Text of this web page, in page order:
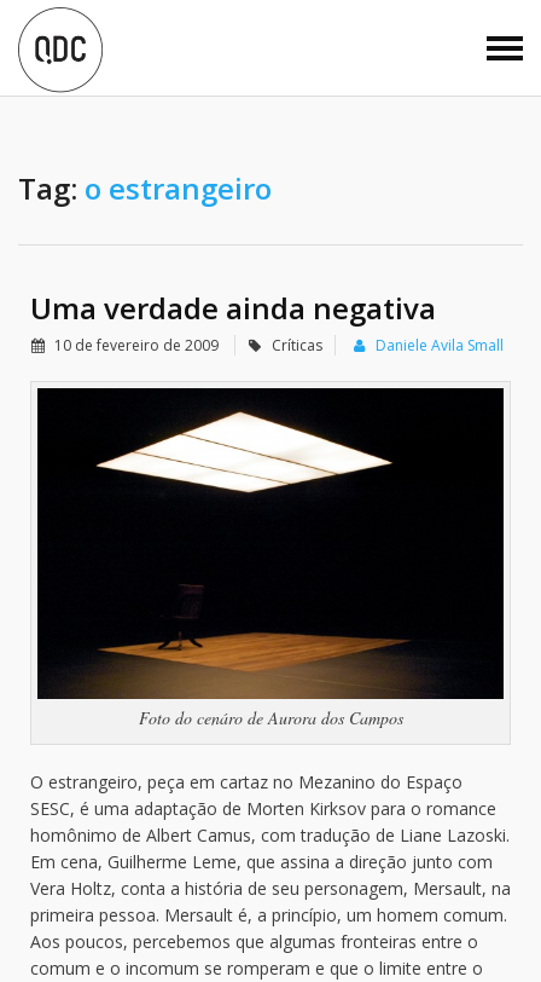
Tag: o estrangeiro
Uma verdade ainda negativa
10 de fevereiro de 2009 Críticas Daniele Avila Small
Foto do cenáro de Aurora dos Campos
O estrangeiro, peça em cartaz no Mezanino do Espaço
SESC, é uma adaptação de Morten Kirksov para o romance
homônimo de Albert Camus, com tradução de Liane Lazoski.
Em cena, Guilherme Leme, que assina a direção junto com
Vera Holtz, conta a história de seu personagem, Mersault, na
primeira pessoa. Mersault é, a princípio, um homem comum.
Aos poucos, percebemos que algumas fronteiras entre o
comum e o incomum se romperam e que o limite entre o